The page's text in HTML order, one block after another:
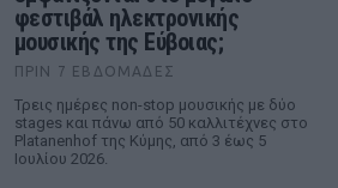
φεστιβάλ ηλεκτρονικής
μουσικής της Εύβοιας;
ΠΡΙΝ 7 ΕΒΔΟΜΆΔΕΣ
Τρεις ημέρες non-stop μουσικής με δύο
stages και πάνω από 50 καλλιτέχνες στο
Platanenhof της Κύμης, από 3 έως 5
Ιουλίου 2026.